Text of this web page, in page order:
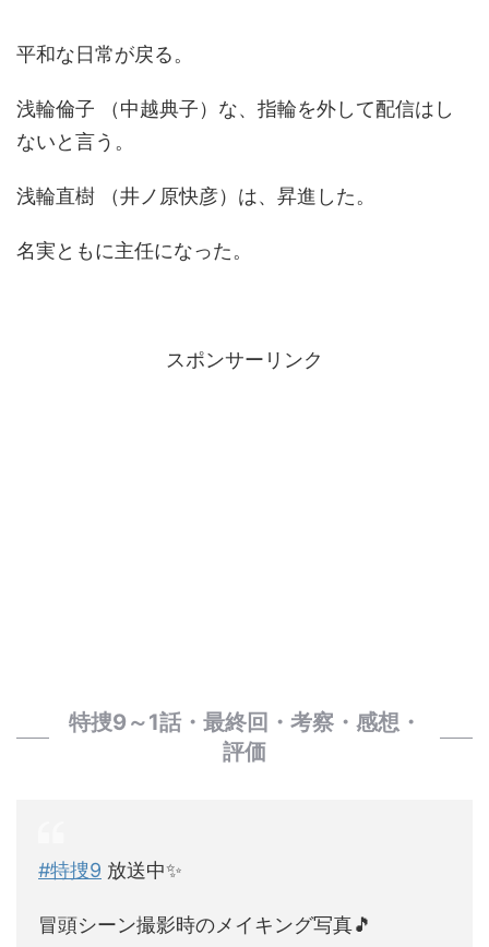
平和な日常が戻る。
浅輪倫子 （中越典子）な、指輪を外して配信はし
ないと言う。
浅輪直樹 （井ノ原快彦）は、昇進した。
名実ともに主任になった。
スポンサーリンク
特捜9～1話・最終回・考察・感想・
評価
#特捜9 放送中✨
冒頭シーン撮影時のメイキング写真🎵